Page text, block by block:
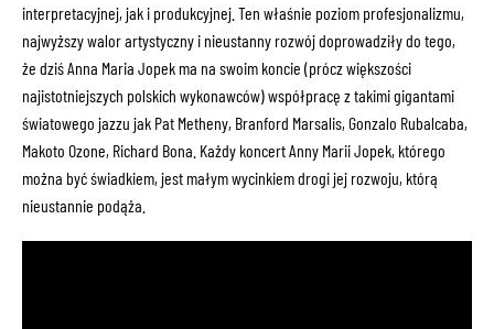
interpretacyjnej, jak i produkcyjnej. Ten właśnie poziom profesjonalizmu,
najwyższy walor artystyczny i nieustanny rozwój doprowadziły do tego,
że dziś Anna Maria Jopek ma na swoim koncie (prócz większości
najistotniejszych polskich wykonawców) współpracę z takimi gigantami
światowego jazzu jak Pat Metheny, Branford Marsalis, Gonzalo Rubalcaba,
Makoto Ozone, Richard Bona. Każdy koncert Anny Marii Jopek, którego
można być świadkiem, jest małym wycinkiem drogi jej rozwoju, którą
nieustannie podąża.